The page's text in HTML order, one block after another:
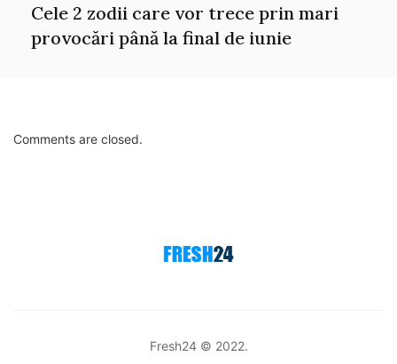
Cele 2 zodii care vor trece prin mari
provocări până la final de iunie
Comments are closed.
Fresh24 © 2022.